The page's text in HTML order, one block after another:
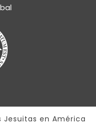
en América